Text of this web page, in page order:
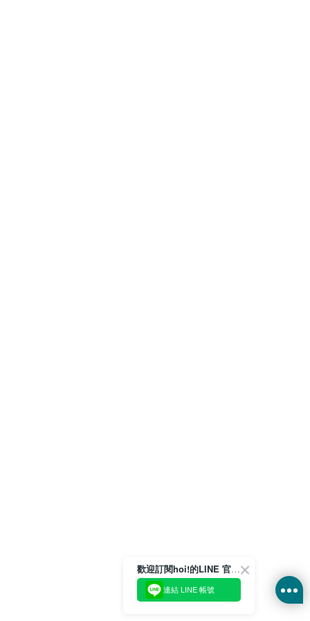
歡迎訂閱hoi!的LINE 官方帳號
連結 LINE 帳號